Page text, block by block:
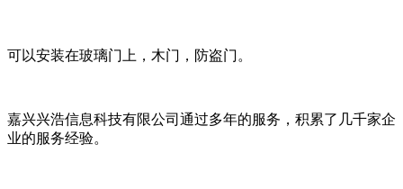
可以安装在玻璃门上，木门，防盗门。
嘉兴兴浩信息科技有限公司通过多年的服务，积累了几千家企
业的服务经验。